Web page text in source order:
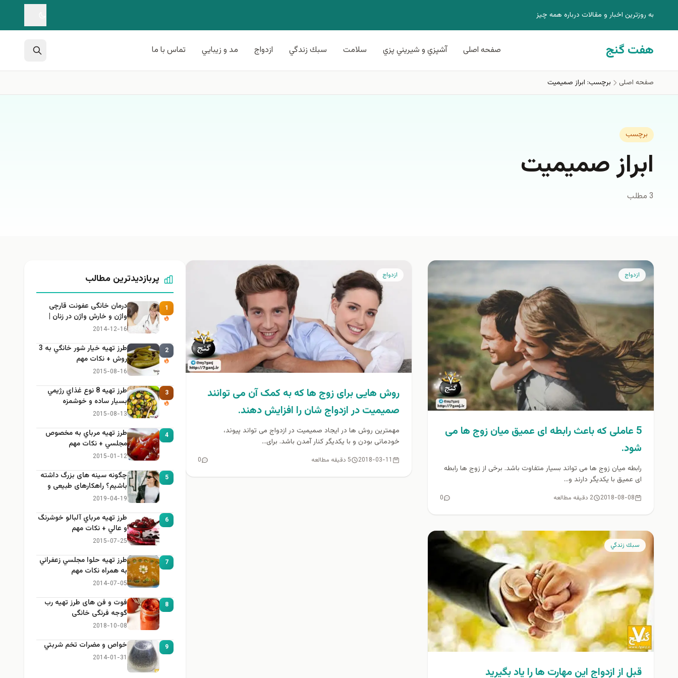
به روزترين اخبار و مقالات درباره همه چيز
هفت گنج صفحه اصلی آشپزي و شيريني پزي سلامت سبك زندگي ازدواج مد و زيبايي تماس با ما
صفحه اصلی برچسب: ابراز صمیمیت
برچسب
ابراز صمیمیت
3 مطلب
ازدواج
5 عاملی که باعث رابطه ای عمیق میان زوج ها می
شود.
رابطه میان زوج ها می تواند بسیار متفاوت باشد. برخی از زوج ها رابطه
ای عمیق با یکدیگر دارند و...
2018-08-08 2 دقیقه مطالعه 0
ازدواج
روش هایی برای زوج ها که به کمک آن می توانند
صمیمیت در ازدواج شان را افزایش دهند.
مهمترین روش ها در ایجاد صمیمیت در ازدواج می تواند پیوند،
خودمانی بودن و با یکدیگر کنار آمدن باشد. برای...
2018-03-11 5 دقیقه مطالعه 0
سبك زندگي
قبل از ازدواج اين مهارت ها را ياد بگيريد
پربازدیدترین مطالب
1
درمان خانگی عفونت قارچی
واژن و خارش واژن در زنان |
راهنمای کامل، ایمن و کاربردی
2014-12-16
2
طرز تهيه خیار شور خانگي به 3
روش + نكات مهم
2015-08-16
3
طرز تهيه 8 نوع غذاي رژيمي
بسيار ساده و خوشمزه
2015-08-13
4
طرز تهيه مرباي به مخصوص
مجلسي + نكات مهم
2015-01-12
5
چگونه سینه های بزرگ داشته
باشیم؟ راهکارهای طبیعی و
خانگی برای بزرگ کردن سینه
2019-04-19
6
طرز تهيه مرباي آلبالو خوشرنگ
و عالي + نكات مهم
2015-07-25
7
طرز تهيه حلوا مجلسي زعفراني
به همراه نكات مهم
2014-07-05
8
فوت و فن های طرز تهیه رب
گوجه فرنگی خانگی
2018-10-08
9 خواص و مضرات تخم شربتي
2014-01-31